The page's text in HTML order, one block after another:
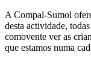
A Compal-Sumol
desta actividade,
comovente ver as
que estamos numa